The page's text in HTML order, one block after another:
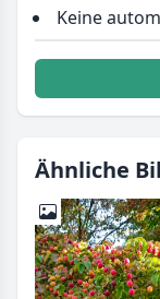
Keine
Ähnliche